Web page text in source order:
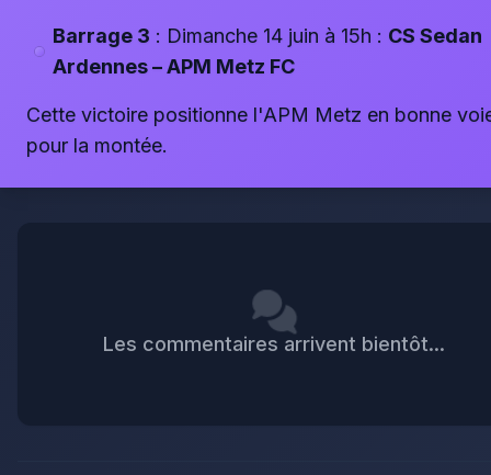
Barrage 3 : Dimanche 14 juin à 15h : CS Sedan
Ardennes – APM Metz FC
Cette victoire positionne l'APM Metz en bonne
pour la montée.
Les commentaires arrivent bientôt...